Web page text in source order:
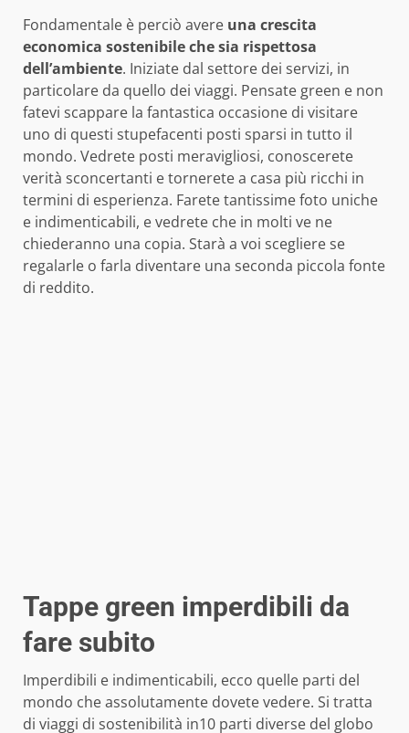
Fondamentale è perciò avere una crescita
economica sostenibile che sia rispettosa
dell’ambiente. Iniziate dal settore dei servizi, in
particolare da quello dei viaggi. Pensate green e non
fatevi scappare la fantastica occasione di visitare
uno di questi stupefacenti posti sparsi in tutto il
mondo. Vedrete posti meravigliosi, conoscerete
verità sconcertanti e tornerete a casa più ricchi in
termini di esperienza. Farete tantissime foto uniche
e indimenticabili, e vedrete che in molti ve ne
chiederanno una copia. Starà a voi scegliere se
regalarle o farla diventare una seconda piccola fonte
di reddito.
Tappe green imperdibili da
fare subito
Imperdibili e indimenticabili, ecco quelle parti del
mondo che assolutamente dovete vedere. Si tratta
di viaggi di sostenibilità in10 parti diverse del globo